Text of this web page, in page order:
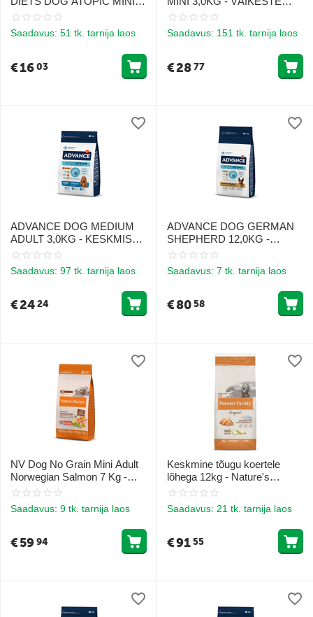
1.5KG - VÄIKEST TÕUGU
TÄISKASVANUD
KOERTELE, KEL ON
ATOOPILINE DERMATIIT
Saadavus: 51 tk. tarnija laos
€1603
TÕUGUDE KUTSIKATELE
(KANA JA RIIS)
Saadavus: 151 tk. tarnija laos
€2877
ADVANCE DOG MEDIUM
ADULT 3,0KG - KESKMISE
TÕUGU KOERTELE (KANA
Saadavus: 97 tk. tarnija laos
€2424
ADVANCE DOG GERMAN
SHEPHERD 12,0KG -
SAKSA LAMBAKOERTE
Saadavus: 7 tk. tarnija laos
€8058
NV Dog No Grain Mini Adult
Norwegian Salmon 7 Kg -
teraviljavaba kuivtoit lõhega
täiskasvanud koertele
Saadavus: 9 tk. tarnija laos
€5994
Keskmine tõugu koertele
lõhega 12kg - Nature's
Variety Dog Original No Grain
Saadavus: 21 tk. tarnija laos
€9155